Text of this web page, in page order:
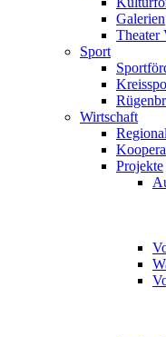
Galerien
Theater
Sport
Wirtschaft
Projekte